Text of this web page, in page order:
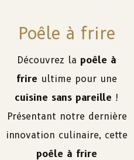
Poêle à frire
Découvrez la poêle à
frire ultime pour une
cuisine sans pareille !
Présentant notre dernière
innovation culinaire, cette
poêle à frire